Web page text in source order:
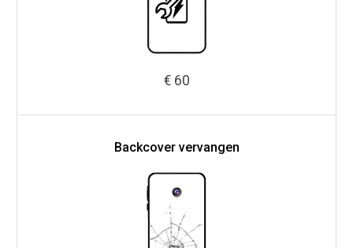
€ 60
Backcover vervangen